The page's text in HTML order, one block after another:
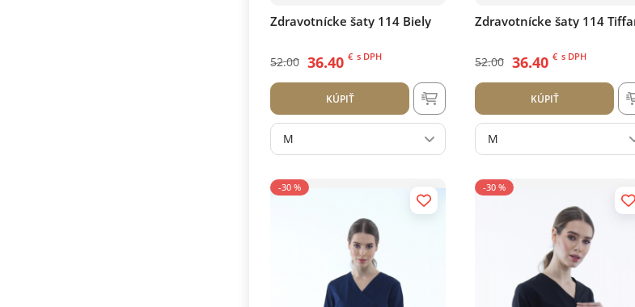
Zdravotnícke šaty 114 Biely
52.00 36.40 € s DPH
KÚPIŤ
M
Zdravotnícke šaty 114
52.00 36.40 € s DPH
KÚPIŤ
M
-30 % -30 %